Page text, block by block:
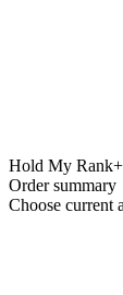
Hold My Rank
Order summary
Choose current